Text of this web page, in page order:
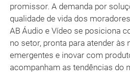
promissor. A demanda por
qualidade de vida dos
AB Áudio e Vídeo se posiciona
no setor, pronta para atender às
emergentes e inovar com
acompanham as tendências do